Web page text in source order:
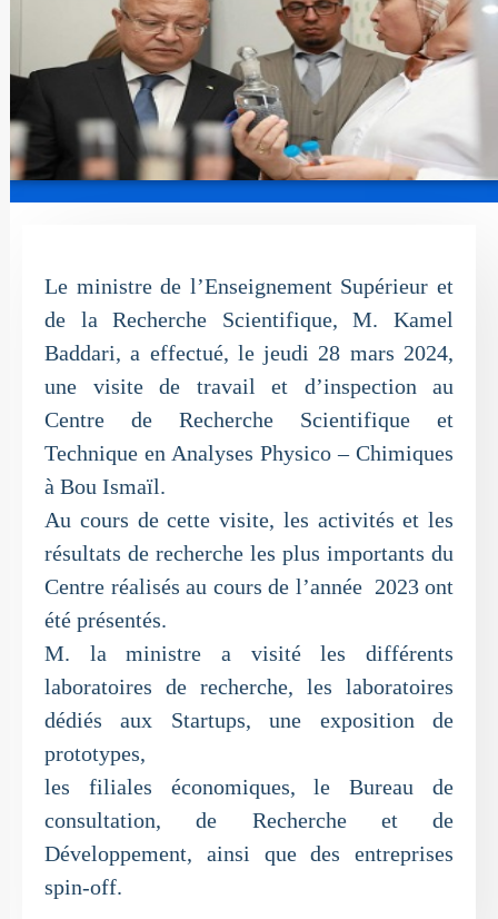
Le ministre de l’Enseignement Supérieur et
de la Recherche Scientifique, M. Kamel
Baddari, a effectué, le jeudi 28 mars 2024,
une visite de travail et d’inspection au
Centre de Recherche Scientifique et
Technique en Analyses Physico – Chimiques
à Bou Ismaïl.
Au cours de cette visite, les activités et les
résultats de recherche les plus importants du
Centre réalisés au cours de l’année 2023 ont
été présentés.
M. la ministre a visité les différents
laboratoires de recherche, les laboratoires
dédiés aux Startups, une exposition de
prototypes,
les filiales économiques, le Bureau de
consultation, de Recherche et de
Développement, ainsi que des entreprises
spin-off.